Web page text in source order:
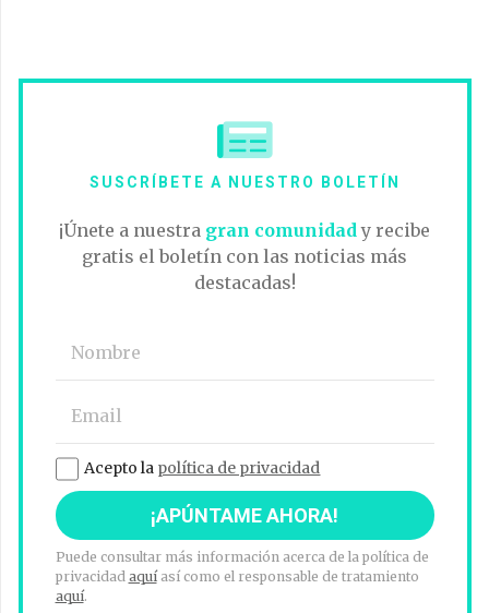
SUSCRÍBETE A NUESTRO BOLETÍN
¡Únete a nuestra gran comunidady recibe
gratis el boletín con las noticias más
destacadas!
Acepto la política de privacidad
Puede consultar más información acerca de la política de
privacidad aquíasí como el responsable de tratamiento
aquí.